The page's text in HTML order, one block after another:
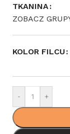
TKANINA
ZOBACZ
KOLOR FILCU
- +